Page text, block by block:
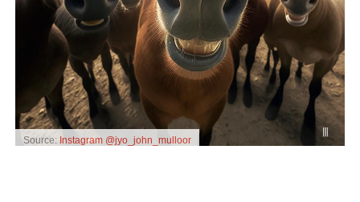
Source: Instagram @jyo_john_mulloor